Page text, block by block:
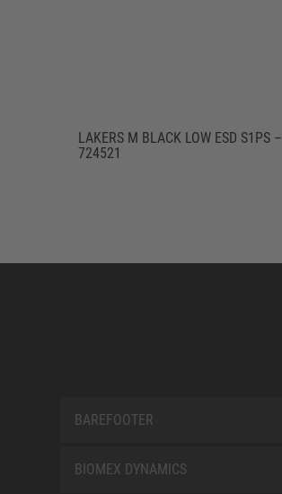
LAKERS M BLACK LOW ESD S1PS –
724521
BAREFOOTER
BIOMEX DYNAMICS